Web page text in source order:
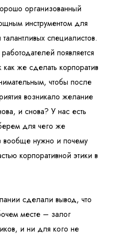
организованный
инструментом для
специалистов.
появляется
же сделать корпоратив
чтобы после
возникало желание
и снова? У нас есть
для чего же
вообще нужно и почему
корпоративной этики в
сделали вывод, что
месте – залог
и ни для кого не